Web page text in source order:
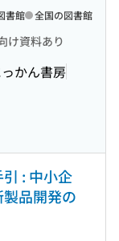
け資料あり
かん書房
書館 全国の図書館
: 中小企
品開発の